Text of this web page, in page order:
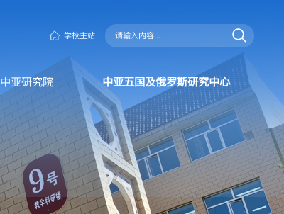
学校主站
中亚研究院 中亚五国及俄罗斯研究中心